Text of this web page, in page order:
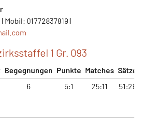
01772837819 |
1 Gr. 093
Begegnungen Punkte Matches Sätze
6 5:1 25:11 51:26